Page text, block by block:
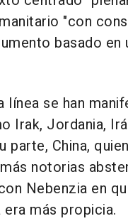
"con
basado en
línea se han
Irak, Jordania,
parte, China,
notorias
Nebenzia en
más propicia.